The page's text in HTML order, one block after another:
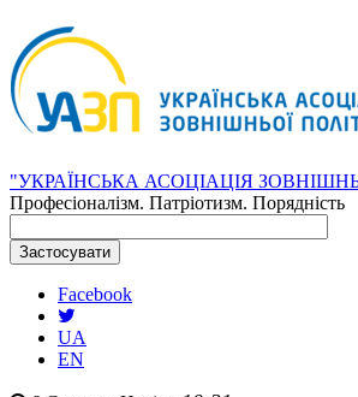
"УКРАЇНСЬКА АСОЦІАЦІЯ
Професіоналізм. Патріотизм. Порядність
Facebook
UA
EN